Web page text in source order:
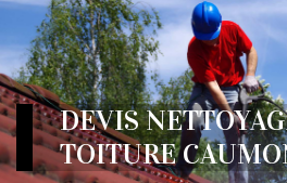
DEVIS
TOITURE